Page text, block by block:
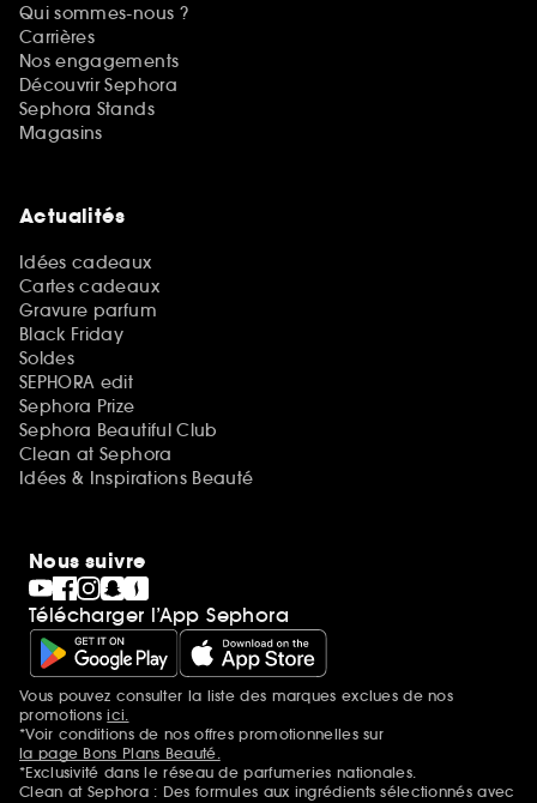
Qui sommes-nous ?
Carrières
Nos engagements
Découvrir Sephora
Sephora Stands
Magasins
Actualités
Idées cadeaux
Cartes cadeaux
Gravure parfum
Black Friday
Soldes
SEPHORA edit
Sephora Prize
Sephora Beautiful Club
Clean at Sephora
Idées & Inspirations Beauté
Nous suivre
Télécharger l’App Sephora
Mentions additionnelles
Vous pouvez consulter la liste des marques exclues de nos
promotionsici.
*Voir conditions de nos offres promotionnelles sur
la page Bons Plans Beauté.
*Exclusivité dans le réseau de parfumeries nationales.
Clean at Sephora : Des formules aux ingrédients sélectionnés avec